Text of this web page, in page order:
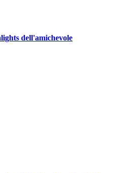
dell'amichevole